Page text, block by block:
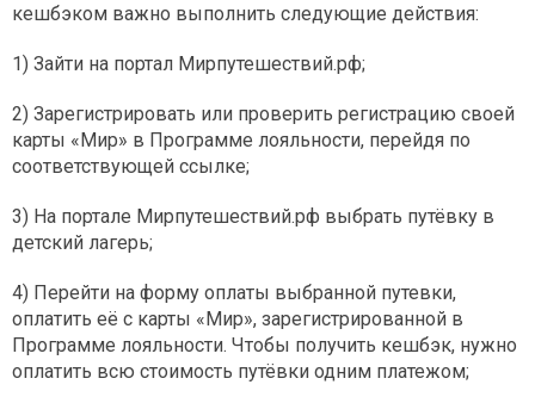
кешбэком важно выполнить следующие действия:
1) Зайти на портал Мирпутешествий.рф;
2) Зарегистрировать или проверить регистрацию своей
карты «Мир» в Программе лояльности, перейдя по
соответствующей ссылке;
3) На портале Мирпутешествий.рф выбрать путёвку в
детский лагерь;
4) Перейти на форму оплаты выбранной путевки,
оплатить её с карты «Мир», зарегистрированной в
Программе лояльности. Чтобы получить кешбэк, нужно
оплатить всю стоимость путёвки одним платежом;